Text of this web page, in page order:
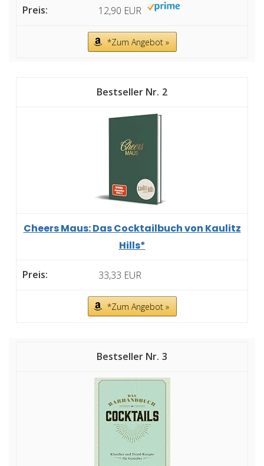
12,90 EUR
*Zum Angebot »
2
Cheers Maus: Das Cocktailbuch von Kaulitz
Hills*
33,33 EUR
*Zum Angebot »
3